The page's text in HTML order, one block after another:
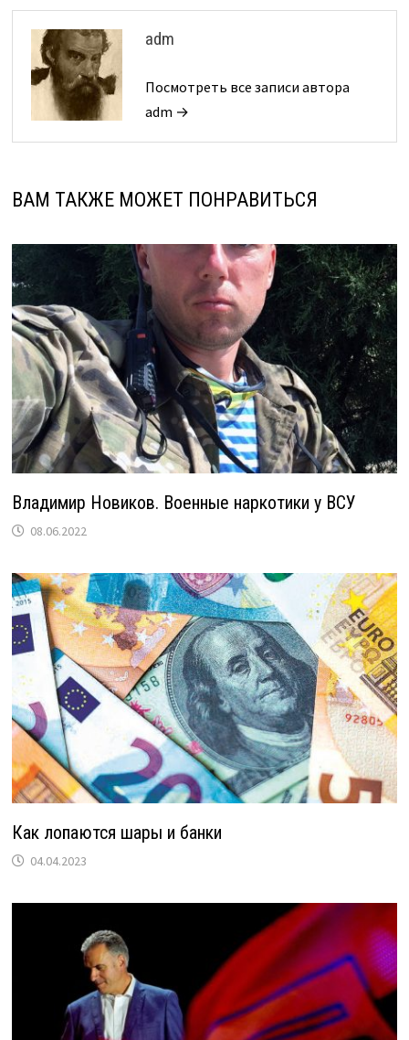
adm
Посмотреть все записи автора
adm →
ВАМ ТАКЖЕ МОЖЕТ ПОНРАВИТЬСЯ
Владимир Новиков. Военные наркотики у ВСУ
08.06.2022
Как лопаются шары и банки
04.04.2023